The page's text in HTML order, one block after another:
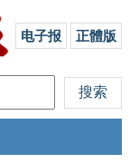
电子报 正體版